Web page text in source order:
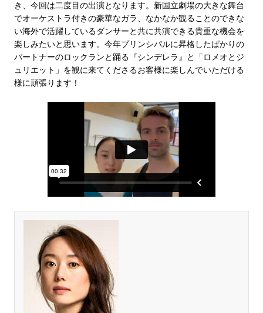
き、今回は二度目の出演となります。新国立劇場の大きな舞台
でオーケストラ付きの豪華なガラ、なかなか観ることのできな
い海外で活躍しているダンサーと共に共演できる貴重な機会を
楽しみたいと思います。今年プリンシパルに昇格したばかりの
パートナーのロックランと踊る『シンデレラ』と「ロメオとジ
ュリエット」を観に来てくださるお客様に楽しんでいただける
様に頑張ります！